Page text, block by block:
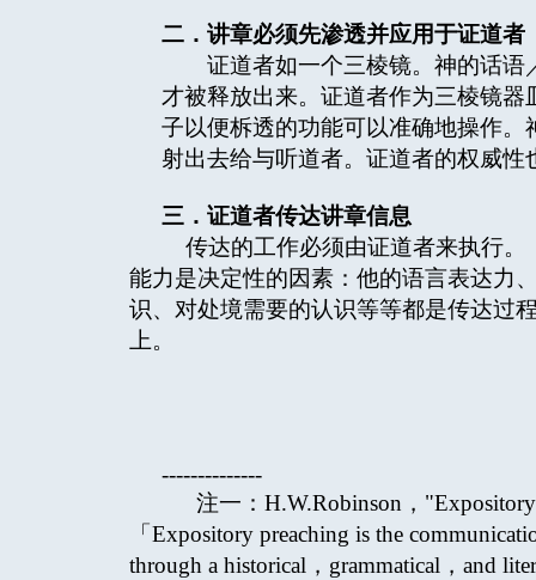
二．讲章必须先渗透并应用于证道者
证道者如一个三棱镜。神的话语
才被释放出来。证道者作为三棱镜
子以便柝透的功能可以准确地操作
射出去给与听道者。证道者的权威
三．证道者传达讲章信息
传达的工作必须由证道者来执行。
能力是决定性的因素：他的语言表达力
识、对处境需要的认识等等都是传达过
上。
--------------
注一：H.W.Robinson，"Expository
「Expository preaching is the
through a historical，grammatical，and